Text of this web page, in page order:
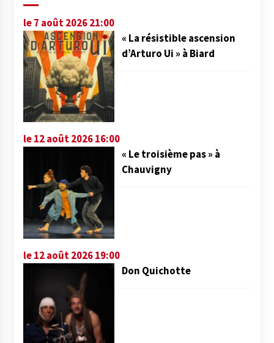
le 7 août 2026 21:00
« La résistible ascension
d’Arturo Ui » à Biard
le 12 août 2026 16:00
« Le troisième pas » à
Chauvigny
le 12 août 2026 19:00
Don Quichotte